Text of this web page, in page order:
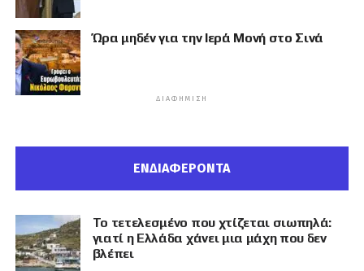
Ώρα μηδέν για την Ιερά Μονή στο Σινά
ΔΙΑΦΉΜΙΣΗ
ΕΝΔΙΑΦΕΡΟΝΤΑ
Το τετελεσμένο που χτίζεται σιωπηλά:
γιατί η Ελλάδα χάνει μια μάχη που δεν
βλέπει